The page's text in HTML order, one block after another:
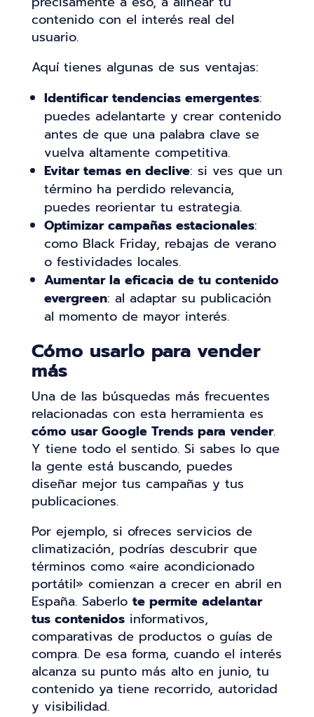
contenido con el interés real del
usuario.
Aquí tienes algunas de sus ventajas:
Identificar tendencias emergentes:
puedes adelantarte y crear contenido
antes de que una palabra clave se
vuelva altamente competitiva.
Evitar temas en declive: si ves que un
término ha perdido relevancia,
puedes reorientar tu estrategia.
Optimizar campañas estacionales:
como Black Friday, rebajas de verano
o festividades locales.
Aumentar la eficacia de tu contenido
evergreen: al adaptar su publicación
al momento de mayor interés.
Cómo usarlo para vender
más
Una de las búsquedas más frecuentes
relacionadas con esta herramienta es
cómo usar Google Trends para vender.
Y tiene todo el sentido. Si sabes lo que
la gente está buscando, puedes
diseñar mejor tus campañas y tus
publicaciones.
Por ejemplo, si ofreces servicios de
climatización, podrías descubrir que
términos como «aire acondicionado
portátil» comienzan a crecer en abril en
España. Saberlo te permite adelantar
tus contenidosinformativos,
comparativas de productos o guías de
compra. De esa forma, cuando el interés
alcanza su punto más alto en junio, tu
contenido ya tiene recorrido, autoridad
y visibilidad.